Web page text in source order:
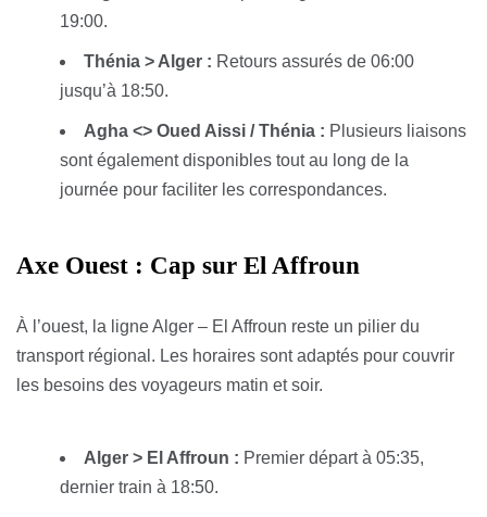
19:00.
Thénia > Alger : Retours assurés de 06:00
jusqu’à 18:50.
Agha <> Oued Aissi / Thénia : Plusieurs liaisons
sont également disponibles tout au long de la
journée pour faciliter les correspondances.
Axe Ouest : Cap sur El Affroun
À l’ouest, la ligne Alger – El Affroun reste un pilier du
transport régional. Les horaires sont adaptés pour couvrir
les besoins des voyageurs matin et soir.
Alger > El Affroun : Premier départ à 05:35,
dernier train à 18:50.